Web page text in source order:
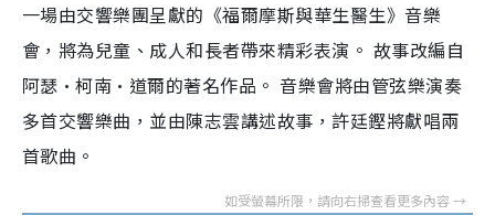
一場由交響樂團呈獻的《福爾摩斯與華生醫生》音樂
會，將為兒童、成人和長者帶來精彩表演。 故事改編自
阿瑟·柯南·道爾的著名作品。 音樂會將由管弦樂演奏
多首交響樂曲，並由陳志雲講述故事，許廷鏗將獻唱兩
首歌曲。